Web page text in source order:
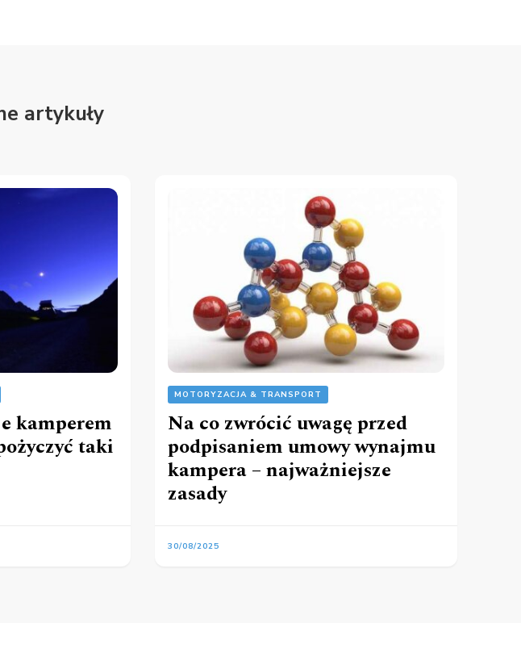
artykuły
kamperem
taki
MOTORYZACJA & TRANSPORT
Na co zwrócić uwagę przed
podpisaniem umowy wynajmu
kampera – najważniejsze
zasady
30/08/2025